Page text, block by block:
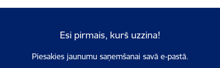
Esi pirmais, kurš uzzina!
Piesakies jaunumu saņemšanai savā e-pastā.